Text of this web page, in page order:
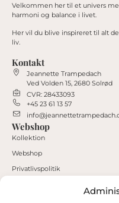
Velkommen her til et univers
harmoni og balance i livet.
Her vil du blive inspireret til alt
liv.
Kontakt
Jeannette Trampedach
Ved Volden 15, 2680 Solrød
CVR: 28433093
+45 23 61 13 57
Webshop
Kollektion
Webshop
Privatlivspolitik